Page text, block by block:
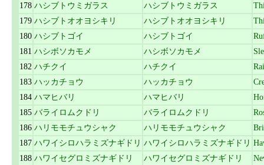
178 ハシブトウミガラス ハシブトウミガラス
179 ハシブトオオヨシキリ ハシブトオオヨシキリ
180 ハシブトゴイ ハシブトゴイ
181 ハシボソカモメ ハシボソカモメ
182 ハチクイ ハチクイ
183 ハッカチョウ ハッカチョウ
184 ハマヒバリ ハマヒバリ
185 バライロムクドリ バライロムクドリ
186 ハリモモチュウシャク ハリモモチュウシャク
187 ハワイシロハラミズナギドリ ハワイシロハラミズナギドリ
188 ハワイセグロミズナギドリ ハワイセグロミズナギドリ